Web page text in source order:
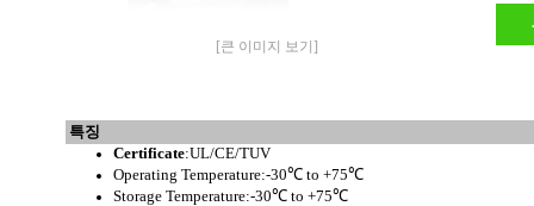
[큰 이미지 보기]
특징
Certificate:UL/CE/TUV
Operating Temperature:-30℃ to +75℃
Storage Temperature:-30℃ to +75℃